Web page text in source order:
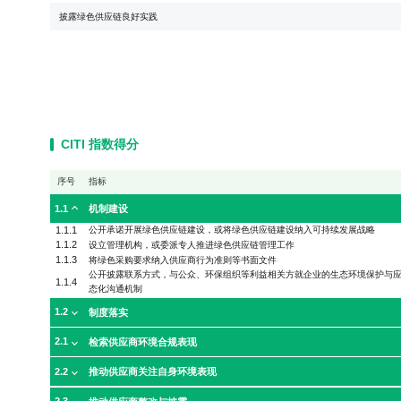
披露绿色供应链良好实践
CITI 指数得分
序号 指标
1.1
机制建设
1.1.1
公开承诺开展绿色供应链建设，或将绿色供应链建设纳入可持续发展战略
1.1.2 设立管理机构，或委派专人推进绿色供应链管理工作
1.1.3 将绿色采购要求纳入供应商行为准则等书面文件
1.1.4
公开披露联系方式，与公众、环保组织等利益相关方就企业的生态环境保护与
态化沟通机制
1.2 制度落实
2.1 检索供应商环境合规表现
2.2 推动供应商关注自身环境表现